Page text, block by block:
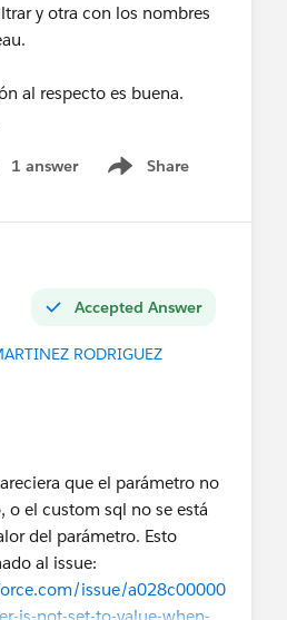
y otra con los nombres
al respecto es buena.
1 answer Share
Show menu
Accepted Answer
RODRIGUEZ
que el parámetro no
o el custom sql no se está
del parámetro. Esto
al issue:
issue/a028c00000
is-not-set-to-value-when-